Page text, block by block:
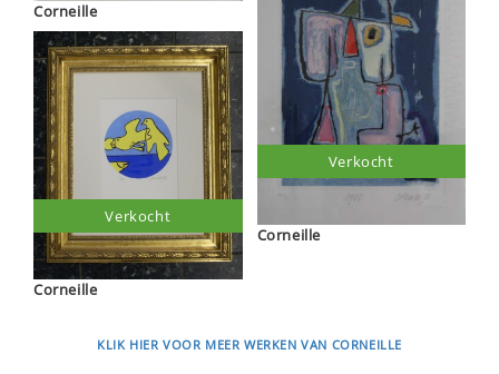
Corneille
Corneille
Verkocht
Corneille
Verkocht
KLIK HIER VOOR MEER WERKEN VAN CORNEILLE